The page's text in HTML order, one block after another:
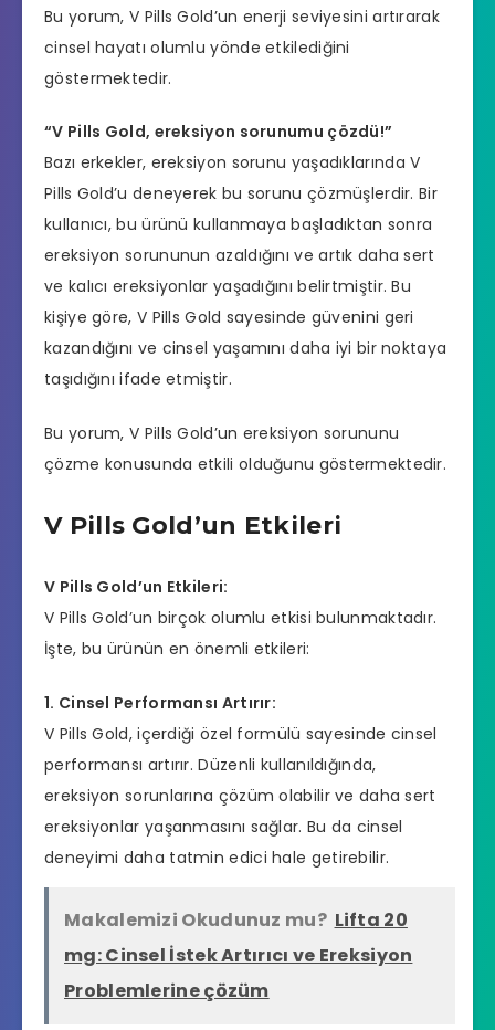
Bu yorum, V Pills Gold’un enerji seviyesini artırarak
cinsel hayatı olumlu yönde etkilediğini
göstermektedir.
“V Pills Gold, ereksiyon sorunumu çözdü!”
Bazı erkekler, ereksiyon sorunu yaşadıklarında V
Pills Gold’u deneyerek bu sorunu çözmüşlerdir. Bir
kullanıcı, bu ürünü kullanmaya başladıktan sonra
ereksiyon sorununun azaldığını ve artık daha sert
ve kalıcı ereksiyonlar yaşadığını belirtmiştir. Bu
kişiye göre, V Pills Gold sayesinde güvenini geri
kazandığını ve cinsel yaşamını daha iyi bir noktaya
taşıdığını ifade etmiştir.
Bu yorum, V Pills Gold’un ereksiyon sorununu
çözme konusunda etkili olduğunu göstermektedir.
V Pills Gold’un Etkileri
V Pills Gold’un Etkileri:
V Pills Gold’un birçok olumlu etkisi bulunmaktadır.
İşte, bu ürünün en önemli etkileri:
1. Cinsel Performansı Artırır:
V Pills Gold, içerdiği özel formülü sayesinde cinsel
performansı artırır. Düzenli kullanıldığında,
ereksiyon sorunlarına çözüm olabilir ve daha sert
ereksiyonlar yaşanmasını sağlar. Bu da cinsel
deneyimi daha tatmin edici hale getirebilir.
Makalemizi Okudunuz mu? Lifta 20
mg: Cinsel İstek Artırıcı ve Ereksiyon
Problemlerine çözüm